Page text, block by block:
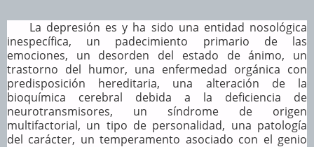
La depresión es y ha sido una entidad nosológica
inespecífica, un padecimiento primario de las
emociones, un desorden del estado de ánimo, un
trastorno del humor, una enfermedad orgánica con
predisposición hereditaria, una alteración de la
bioquímica cerebral debida a la deficiencia de
neurotransmisores, un síndrome de origen
multifactorial, un tipo de personalidad, una patología
del carácter, un temperamento asociado con el genio